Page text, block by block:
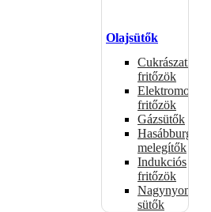
Olajsütők
Cukrászati
fritőzök
Elektromos
fritőzök
Gázsütők
Hasábburgonya
melegítők
Indukciós
fritőzök
Nagynyomású
sütők